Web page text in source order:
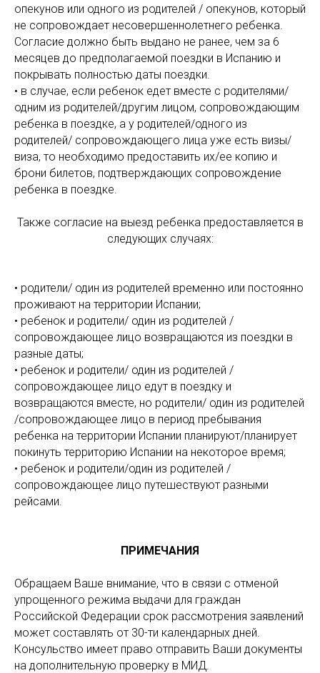
опекунов или одного из родителей / опекунов, который
не сопровождает несовершеннолетнего ребенка.
Согласие должно быть выдано не ранее, чем за 6
месяцев до предполагаемой поездки в Испанию и
покрывать полностью даты поездки.
• в случае, если ребенок едет вместе с родителями/
одним из родителей/другим лицом, сопровождающим
ребенка в поездке, а у родителей/одного из
родителей/ сопровождающего лица уже есть визы/
виза, то необходимо предоставить их/ее копию и
брони билетов, подтверждающих сопровождение
ребенка в поездке.
Также согласие на выезд ребенка предоставляется в
следующих случаях:
• родители/ один из родителей временно или постоянно
проживают на территории Испании;
• ребенок и родители/ один из родителей /
сопровождающее лицо возвращаются из поездки в
разные даты;
• ребенок и родители/ один из родителей /
сопровождающее лицо едут в поездку и
возвращаются вместе, но родители/ один из родителей
/сопровождающее лицо в период пребывания
ребенка на территории Испании планируют/планирует
покинуть территорию Испании на некоторое время;
• ребенок и родители/один из родителей /
сопровождающее лицо путешествуют разными
рейсами.
ПРИМЕЧАНИЯ
Обращаем Ваше внимание, что в связи с отменой
упрощенного режима выдачи для граждан
Российской Федерации срок рассмотрения заявлений
может составлять от 30-ти календарных дней.
Консульство имеет право отправить Ваши документы
на дополнительную проверку в МИД.